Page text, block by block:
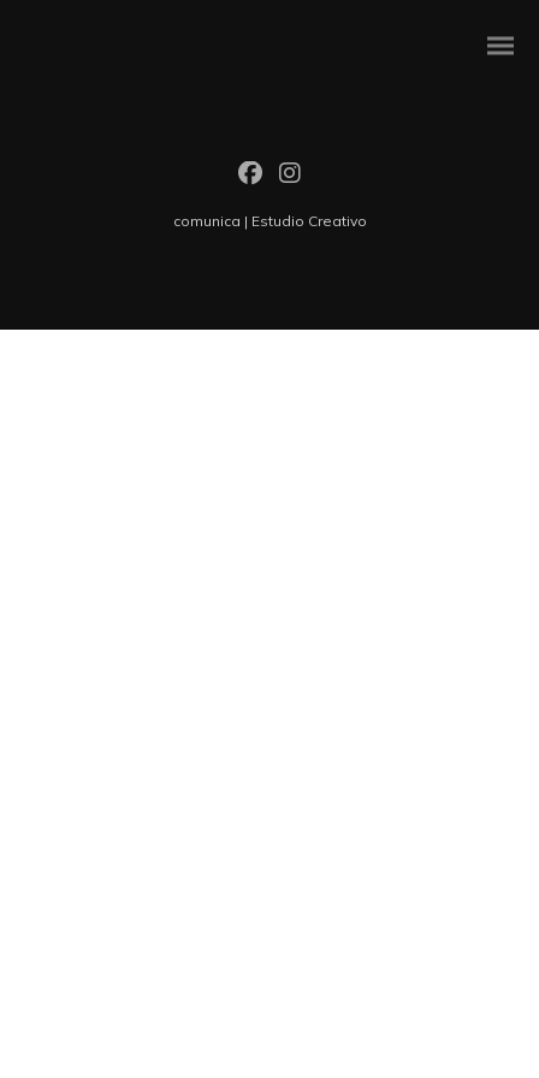
comunica | Estudio Creativo